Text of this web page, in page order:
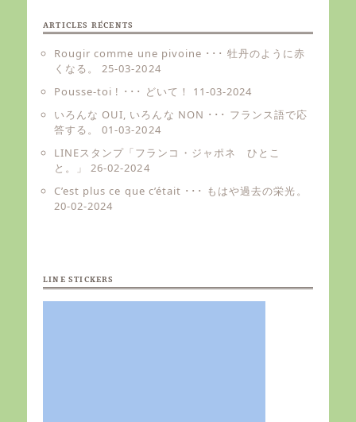
ARTICLES RÉCENTS
Rougir comme une pivoine ･･･ 牡丹のように赤
くなる。
25-03-2024
Pousse-toi ! ･･･ どいて！
11-03-2024
いろんな OUI, いろんな NON ･･･ フランス語で応
答する。
01-03-2024
LINEスタンプ「フランコ・ジャポネ ひとこ
と。」
26-02-2024
C’est plus ce que c’était ･･･ もはや過去の栄光。
20-02-2024
LINE STICKERS